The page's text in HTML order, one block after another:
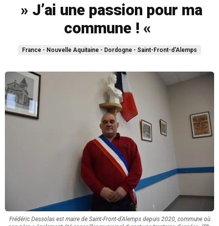
» J’ai une passion pour ma
commune ! «
France - Nouvelle Aquitaine - Dordogne - Saint-Front-d'Alemps
Frédéric Dessolas est maire de Saint-Front-d'Alemps depuis 2020, commune où